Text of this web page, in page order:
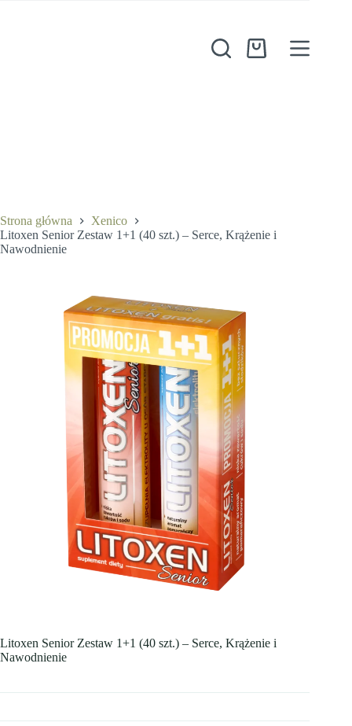
Koszyk
Strona główna
Xenico
Litoxen Senior Zestaw 1+1 (40 szt.) – Serce, Krążenie i
Nawodnienie
Litoxen Senior Zestaw 1+1 (40 szt.) – Serce, Krążenie i
Nawodnienie